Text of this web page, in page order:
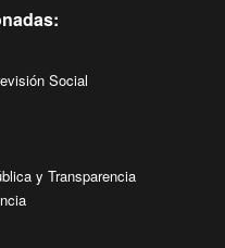
Social
y Transparencia